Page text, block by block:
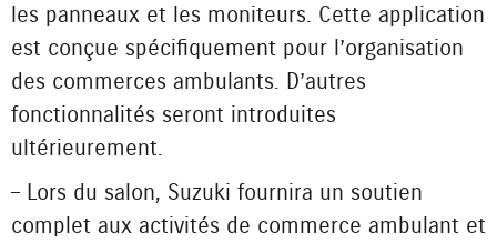
les panneaux et les moniteurs. Cette application
est conçue spécifiquement pour l’organisation
des commerces ambulants. D’autres
fonctionnalités seront introduites
ultérieurement.
– Lors du salon, Suzuki fournira un soutien
complet aux activités de commerce ambulant et